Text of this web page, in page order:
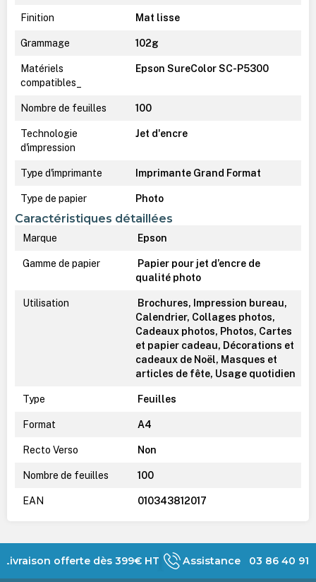
Finition Mat lisse
Grammage 102g
Matériels
compatibles_
Epson SureColor SC-P5300
Nombre de feuilles 100
Technologie
d'impression
Jet d'encre
Type d'imprimante Imprimante Grand Format
Type de papier Photo
Caractéristiques détaillées
Marque Epson
Gamme de papier
Papier pour jet d’encre de
qualité photo
Utilisation
Brochures, Impression bureau,
Calendrier, Collages photos,
Cadeaux photos, Photos, Cartes
et papier cadeau, Décorations et
cadeaux de Noël, Masques et
articles de fête, Usage quotidien
Type Feuilles
Format A4
Recto Verso Non
Nombre de feuilles 100
EAN 010343812017
Livraison offerte dès 399€ HT Assistance 03 86 40 91